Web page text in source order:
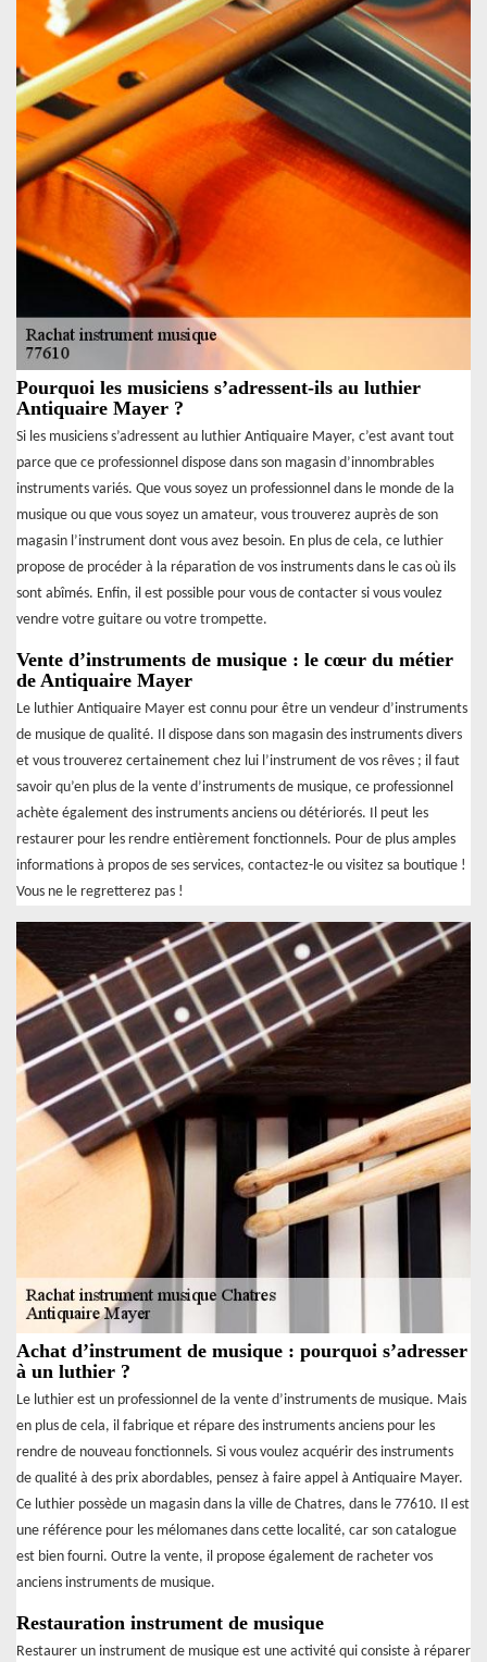
Pourquoi les musiciens s’adressent-ils au luthier
Antiquaire Mayer ?
Si les musiciens s’adressent au luthier Antiquaire Mayer, c’est avant tout
parce que ce professionnel dispose dans son magasin d’innombrables
instruments variés. Que vous soyez un professionnel dans le monde de la
musique ou que vous soyez un amateur, vous trouverez auprès de son
magasin l’instrument dont vous avez besoin. En plus de cela, ce luthier
propose de procéder à la réparation de vos instruments dans le cas où ils
sont abîmés. Enfin, il est possible pour vous de contacter si vous voulez
vendre votre guitare ou votre trompette.
Vente d’instruments de musique : le cœur du métier
de Antiquaire Mayer
Le luthier Antiquaire Mayer est connu pour être un vendeur d’instruments
de musique de qualité. Il dispose dans son magasin des instruments divers
et vous trouverez certainement chez lui l’instrument de vos rêves ; il faut
savoir qu’en plus de la vente d’instruments de musique, ce professionnel
achète également des instruments anciens ou détériorés. Il peut les
restaurer pour les rendre entièrement fonctionnels. Pour de plus amples
informations à propos de ses services, contactez-le ou visitez sa boutique !
Vous ne le regretterez pas !
Achat d’instrument de musique : pourquoi s’adresser
à un luthier ?
Le luthier est un professionnel de la vente d’instruments de musique. Mais
en plus de cela, il fabrique et répare des instruments anciens pour les
rendre de nouveau fonctionnels. Si vous voulez acquérir des instruments
de qualité à des prix abordables, pensez à faire appel à Antiquaire Mayer.
Ce luthier possède un magasin dans la ville de Chatres, dans le 77610. Il est
une référence pour les mélomanes dans cette localité, car son catalogue
est bien fourni. Outre la vente, il propose également de racheter vos
anciens instruments de musique.
Restauration instrument de musique
Restaurer un instrument de musique est une activité qui consiste à réparer